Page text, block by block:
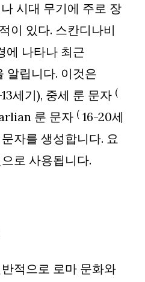
시대 무기에 주로 장
이 있다. 스칸디나비
에 나타나 최근
알립니다. 이것은
세기), 중세 룬 문자 (
룬 문자 ( 16-20세
자를 생성합니다. 요
로 사용됩니다.
적으로 로마 문화와